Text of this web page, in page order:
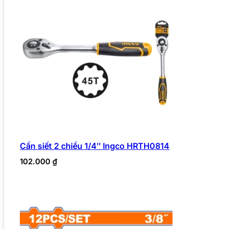
Cần siết 2 chiều 1/4″ Ingco HRTH0814
102.000 ₫